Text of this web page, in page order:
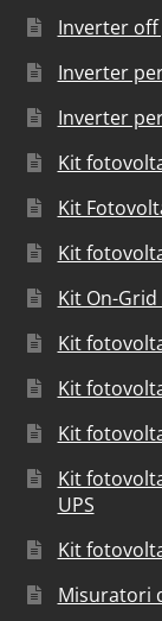
Inverter
Inverter
Inverter
Kit
Kit
Kit
Kit On-
Kit
Kit
Kit
Kit
UPS
Kit
Misuratori